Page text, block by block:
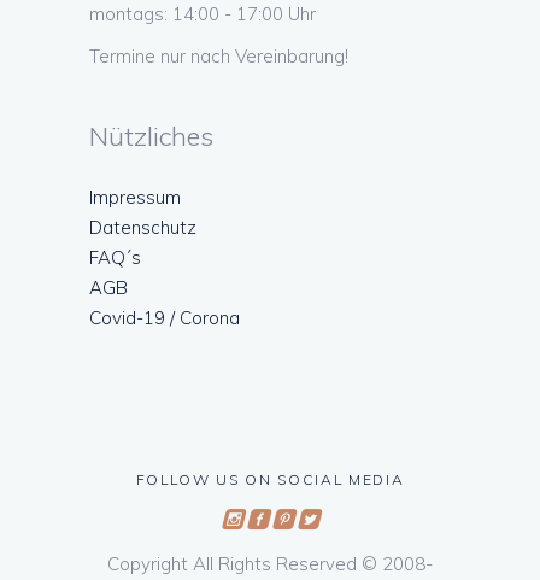
montags: 14:00 - 17:00 Uhr
Termine nur nach Vereinbarung!
Nützliches
Impressum
Datenschutz
FAQ´s
AGB
Covid-19 / Corona
FOLLOW US ON SOCIAL MEDIA
Copyright All Rights Reserved © 2008-